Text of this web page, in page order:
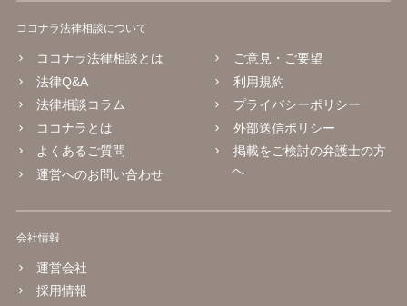
ココナラ法律相談について
ココナラ法律相談とは
法律Q&A
法律相談コラム
ココナラとは
よくあるご質問
運営へのお問い合わせ
ご意見・ご要望
利用規約
プライバシーポリシー
外部送信ポリシー
掲載をご検討の弁護士の方
へ
会社情報
運営会社
採用情報